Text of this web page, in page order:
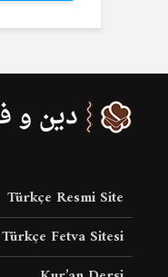
Türkçe Resmi Site
Türkçe Fetva Sitesi